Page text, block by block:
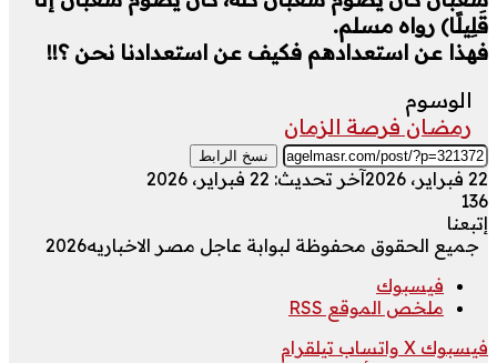
قَلِيلًا) رواه مسلم.
فهذا عن استعدادهم فكيف عن استعدادنا نحن ؟!!
الوسوم
رمضان فرصة الزمان
نسخ الرابط
22 فبراير، 2026
آخر تحديث: 22 فبراير، 2026
136
إتبعنا
جميع الحقوق محفوظة لبوابة عاجل مصر الاخباريه2026
فيسبوك
ملخص الموقع RSS
فيسبوك ‫X واتساب تيلقرام